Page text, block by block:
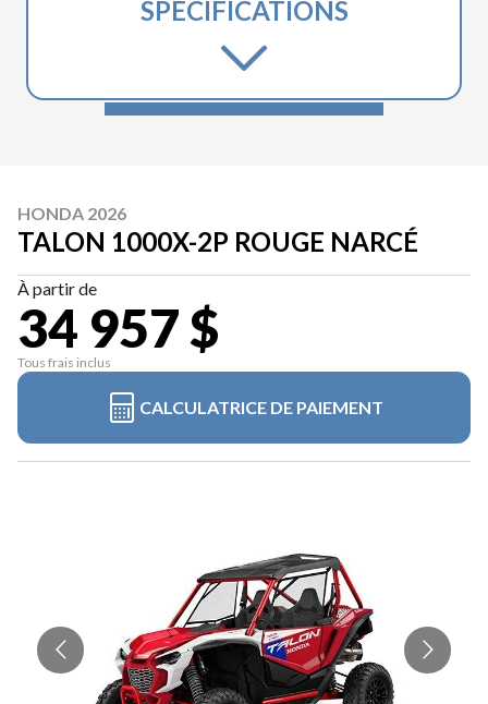
SPÉCIFICATIONS
HONDA 2026
TALON 1000X-2P ROUGE NARCÉ
À partir de
34 957 $
Tous frais inclus
CALCULATRICE DE PAIEMENT